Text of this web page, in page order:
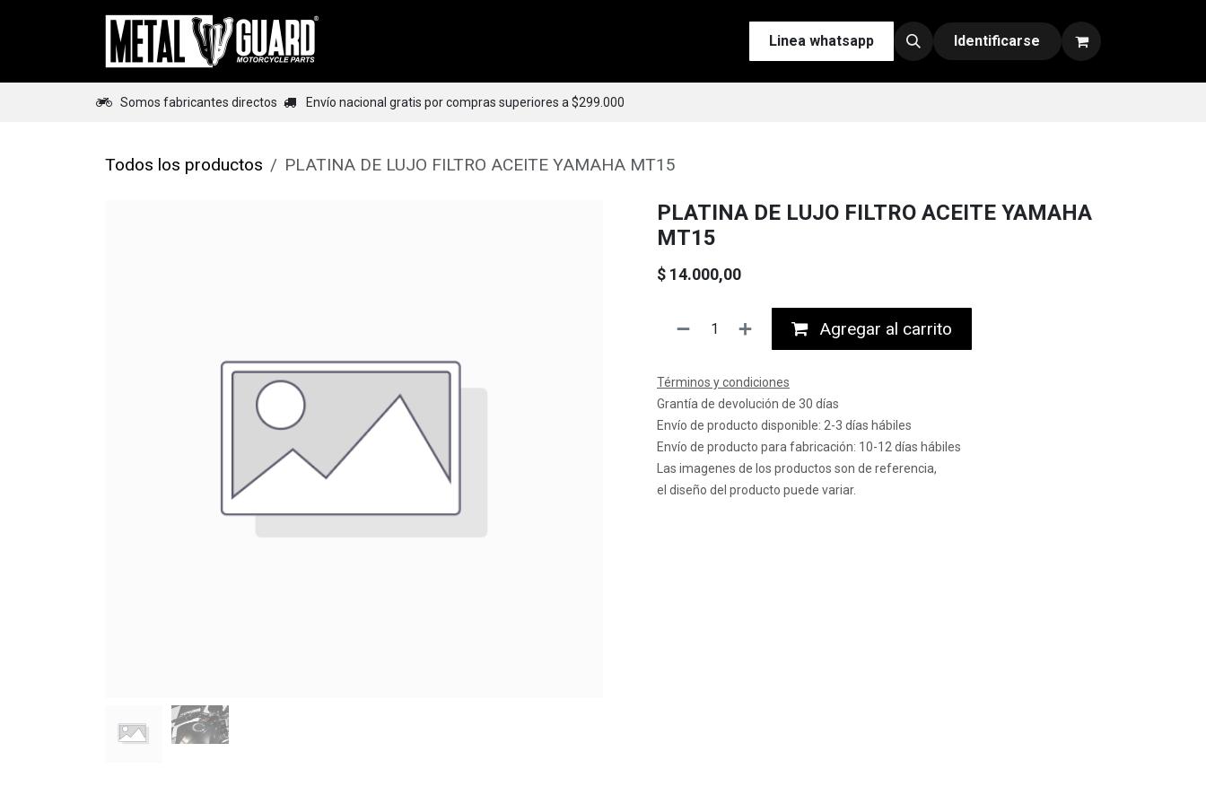
Ir al contenido
Esenciales Contáctenos Nuestras Redes y Canales de Venta
Linea whatsapp Identificarse
Somos fabricantes directos Envío nacional gratis por compras superiores a $299.000
Todos los productos PLATINA DE LUJO FILTRO ACEITE YAMAHA MT15
PLATINA DE LUJO FILTRO ACEITE YAMAHA
MT15
$ 14.000,00
Agregar al carrito
Términos y condiciones
Grantía de devolución de 30 días
Envío de producto disponible: 2-3 días hábiles
Envío de producto para fabricación: 10-12 días hábiles
Las imagenes de los productos son de referencia,
el diseño del producto puede variar.